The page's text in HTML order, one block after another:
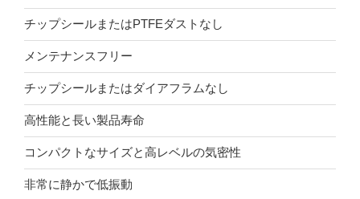
チップシールまたはPTFEダストなし
メンテナンスフリー
チップシールまたはダイアフラムなし
高性能と長い製品寿命
コンパクトなサイズと高レベルの気密性
非常に静かで低振動